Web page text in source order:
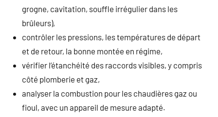
grogne, cavitation, souffle irrégulier dans les
brûleurs),
contrôler les pressions, les températures de départ
et de retour, la bonne montée en régime,
vérifier l’étanchéité des raccords visibles, y compris
côté plomberie et gaz,
analyser la combustion pour les chaudières gaz ou
fioul, avec un appareil de mesure adapté.